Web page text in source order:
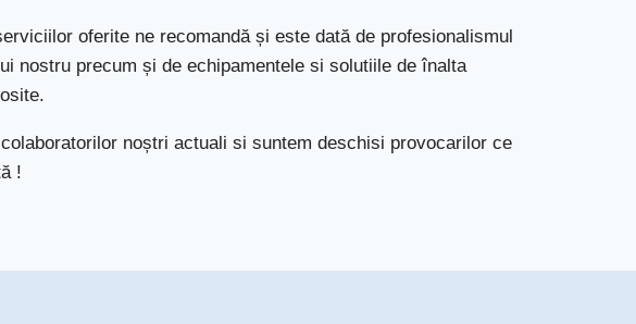
oferite ne recomandă și este dată de profesionalismul
nostru precum și de echipamentele si solutiile de înalta
noștri actuali si suntem deschisi provocarilor ce
!